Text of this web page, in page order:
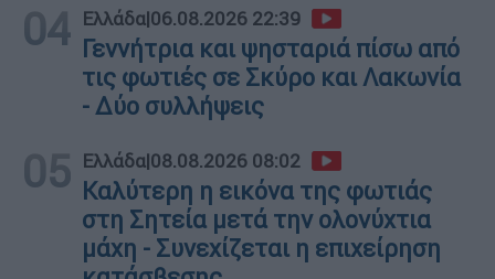
04 Ελλάδα|06.08.2026 22:39
Γεννήτρια και ψησταριά πίσω από
τις φωτιές σε Σκύρο και Λακωνία
- Δύο συλλήψεις
05 Ελλάδα|08.08.2026 08:02
Καλύτερη η εικόνα της φωτιάς
στη Σητεία μετά την ολονύχτια
μάχη - Συνεχίζεται η επιχείρηση